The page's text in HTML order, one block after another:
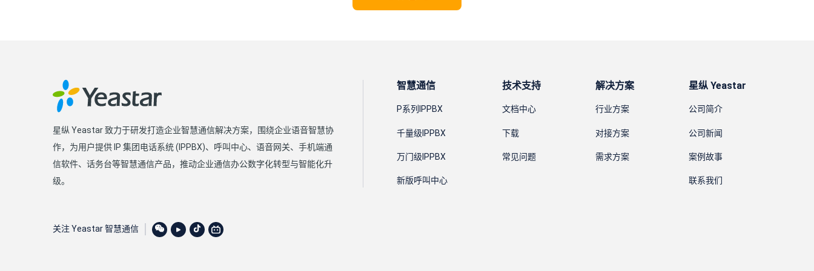
星纵 Yeastar 致力于研发打造企业智慧通信解决方案，围绕企业语音智慧协
作，为用户提供 IP 集团电话系统 (IPPBX)、呼叫中心、语音网关、手机端通
信软件、话务台等智慧通信产品，推动企业通信办公数字化转型与智能化升
级。
智慧通信
P系列IPPBX
千量级IPPBX
万门级IPPBX
新版呼叫中心
技术支持
文档中心
下载
常见问题
解决方案
行业方案
对接方案
需求方案
星纵 Yeastar
公司简介
公司新闻
案例故事
联系我们
关注 Yeastar 智慧通信